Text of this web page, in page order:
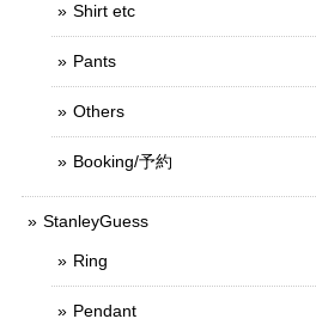
Shirt etc
Pants
Others
Booking/予約
StanleyGuess
Ring
Pendant